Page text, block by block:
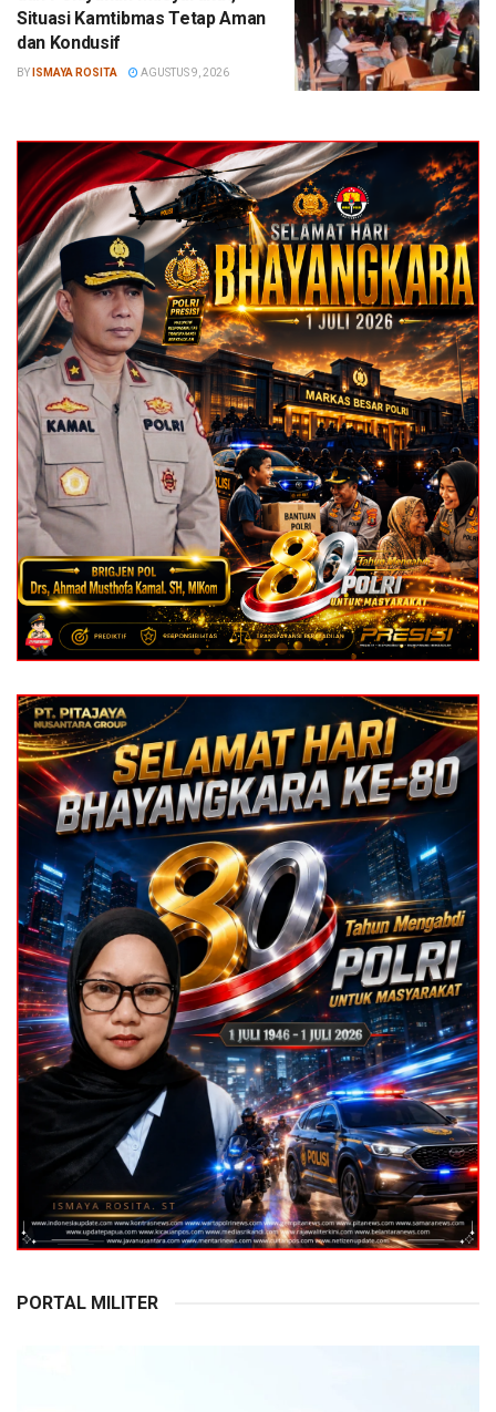
Situasi Kamtibmas Tetap Aman
dan Kondusif
BY ISMAYA ROSITA AGUSTUS 9, 2026
PORTAL MILITER